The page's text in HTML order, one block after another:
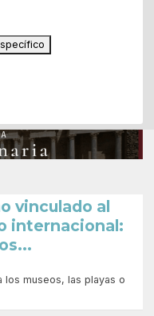
vinculado al
internacional:
los museos, las playas o